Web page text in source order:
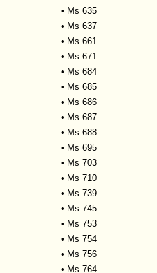
• Ms 635
• Ms 637
• Ms 661
• Ms 671
• Ms 684
• Ms 685
• Ms 686
• Ms 687
• Ms 688
• Ms 695
• Ms 703
• Ms 710
• Ms 739
• Ms 745
• Ms 753
• Ms 754
• Ms 756
• Ms 764